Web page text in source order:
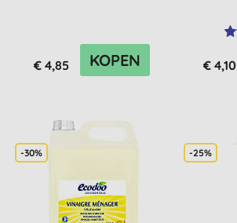
€ 4,85 KOPEN € 4,10
-30% -25%